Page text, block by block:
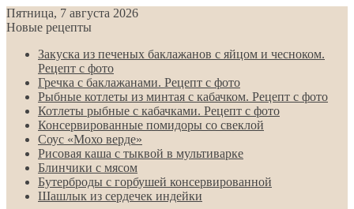
Пятница, 7 августа 2026
Новые рецепты
Закуска из печеных баклажанов с яйцом и чесноком.
Рецепт с фото
Гречка с баклажанами. Рецепт с фото
Рыбные котлеты из минтая с кабачком. Рецепт с фото
Котлеты рыбные с кабачками. Рецепт с фото
Консервированные помидоры со свеклой
Соус «Мохо верде»
Рисовая каша с тыквой в мультиварке
Блинчики с мясом
Бутерброды с горбушей консервированной
Шашлык из сердечек индейки